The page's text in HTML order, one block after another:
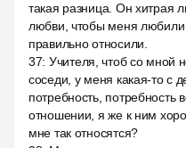
такая разница. Он хитрая
любви, чтобы меня любили
правильно относили.
37: Учителя, чтоб со мной
соседи, у меня какая-то с
потребность,
отношении, я же к ним
мне так относятся?